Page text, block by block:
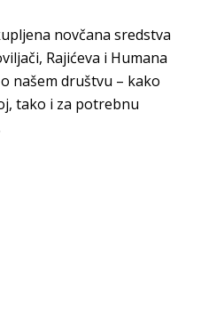
novčana sredstva
Rajićeva i Humana
našem društvu – kako
tako i za potrebnu